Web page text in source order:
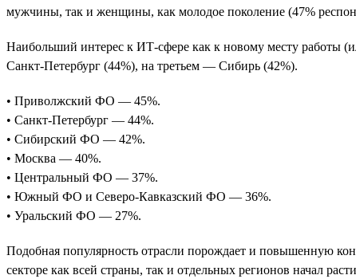
мужчины, так и женщины, как молодое поколение (47%
Наибольший интерес к ИТ-сфере как к новому месту работы
Санкт-Петербург (44%), на третьем — Сибирь (42%).
• Приволжский ФО — 45%.
• Санкт-Петербург — 44%.
• Сибирский ФО — 42%.
• Москва — 40%.
• Центральный ФО — 37%.
• Южный ФО и Северо-Кавказский ФО — 36%.
• Уральский ФО — 27%.
Подобная популярность отрасли порождает и повышенную
секторе как всей страны, так и отдельных регионов начал